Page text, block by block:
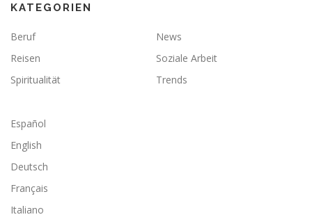
KATEGORIEN
Beruf
News
Reisen
Soziale Arbeit
Spiritualität
Trends
Español
English
Deutsch
Français
Italiano